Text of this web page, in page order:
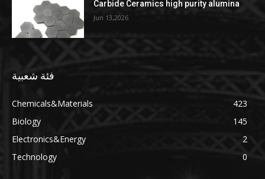
Carbide Ceramics high purity alumina
Jun 13,2026
فئة شعبية
Chemicals&Materials
423
Biology
145
Electronics&Energy
2
Technology
0